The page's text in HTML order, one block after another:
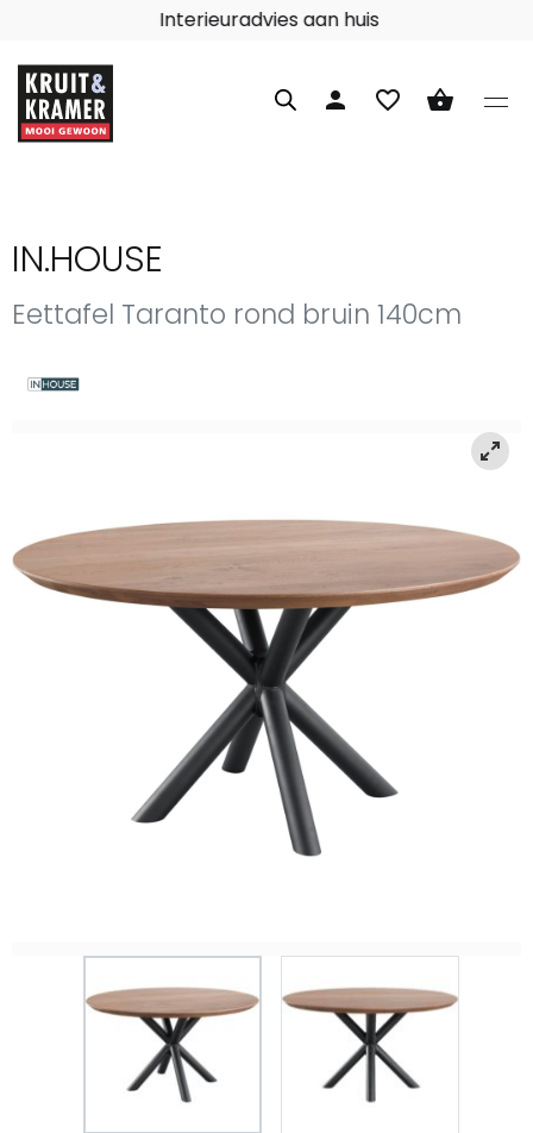
Interieuradvies aan huis
person favorite_border shopping_basket
IN.HOUSE
Eettafel Taranto rond bruin 140cm